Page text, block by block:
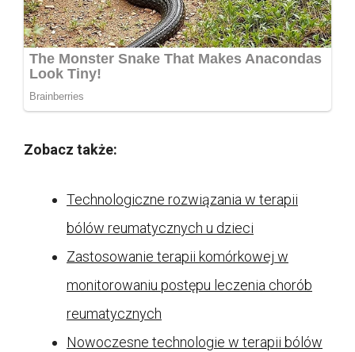
Zobacz także:
Technologiczne rozwiązania w terapii
bólów reumatycznych u dzieci
Zastosowanie terapii komórkowej w
monitorowaniu postępu leczenia chorób
reumatycznych
Nowoczesne technologie w terapii bólów